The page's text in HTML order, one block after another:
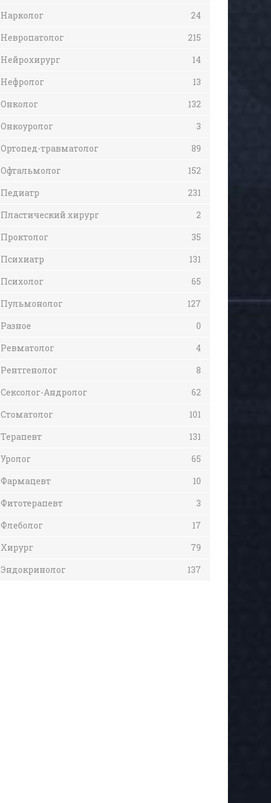
Нарколог
24
Невропатолог
215
Нейрохирург
14
Нефролог
13
Онколог
132
Онкоуролог
3
Ортопед-травматолог
89
Офтальмолог
152
Педиатр
231
Пластический хирург
2
Проктолог
35
Психиатр
131
Психолог
65
Пульмонолог
127
Разное
0
Ревматолог
4
Рентгенолог
8
Сексолог-Андролог
62
Стоматолог
101
Терапевт
131
Уролог
65
Фармацевт
10
Фитотерапевт
3
Флеболог
17
Хирург
79
Эндокринолог
137